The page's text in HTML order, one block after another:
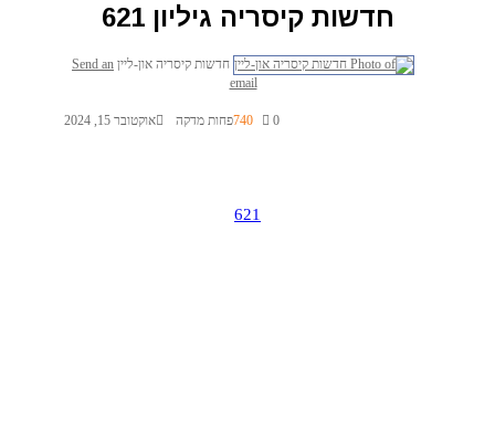
חדשות קיסריה גיליון 621
חדשות קיסריה און-ליין Send an
email
אוקטובר 15, 2024 0
740פחות מדקה
621